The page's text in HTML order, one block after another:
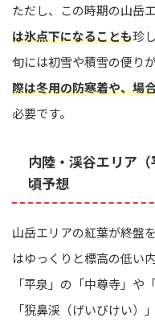
ただし、この時期の山岳
は氷点下になることも珍
旬には初雪や積雪の便り
際は冬用の防寒着や、場
必要です。
内陸・渓谷エリア
頃予想
山岳エリアの紅葉が終盤
はゆっくりと標高の低い
「平泉」の「中尊寺」や
「猊鼻渓（げいびけい）